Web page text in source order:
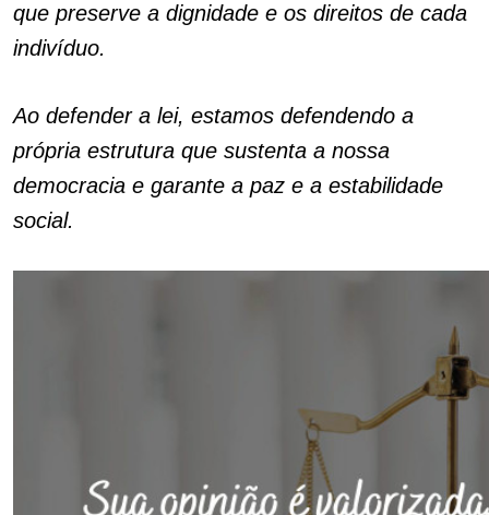
que preserve a dignidade e os direitos de cada
indivíduo.
Ao defender a lei, estamos defendendo a
própria estrutura que sustenta a nossa
democracia e garante a paz e a estabilidade
social.